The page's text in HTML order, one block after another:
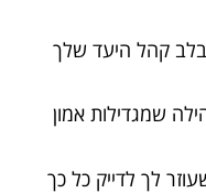
בלב קהל היעד שלך
שמגדילות אמון
לך לדייק כל כך